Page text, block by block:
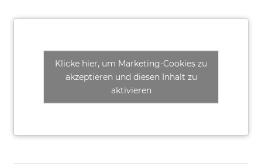
Klicke hier, um Marketing-Cookies zu
akzeptieren und diesen Inhalt zu
aktivieren